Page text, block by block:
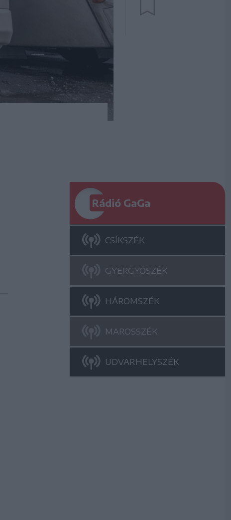
Rádió GaGa
CSÍKSZÉK
GYERGYÓSZÉK
HÁROMSZÉK
MAROSSZÉK
UDVARHELYSZÉK